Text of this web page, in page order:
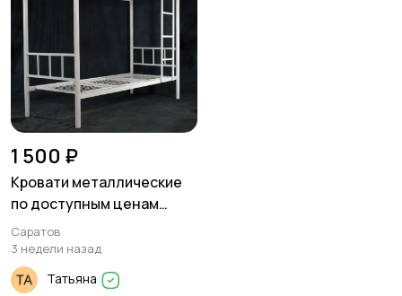
1 500 ₽
Кровати металлические
по доступным ценам
оптом
Саратов
3 недели назад
Татьяна